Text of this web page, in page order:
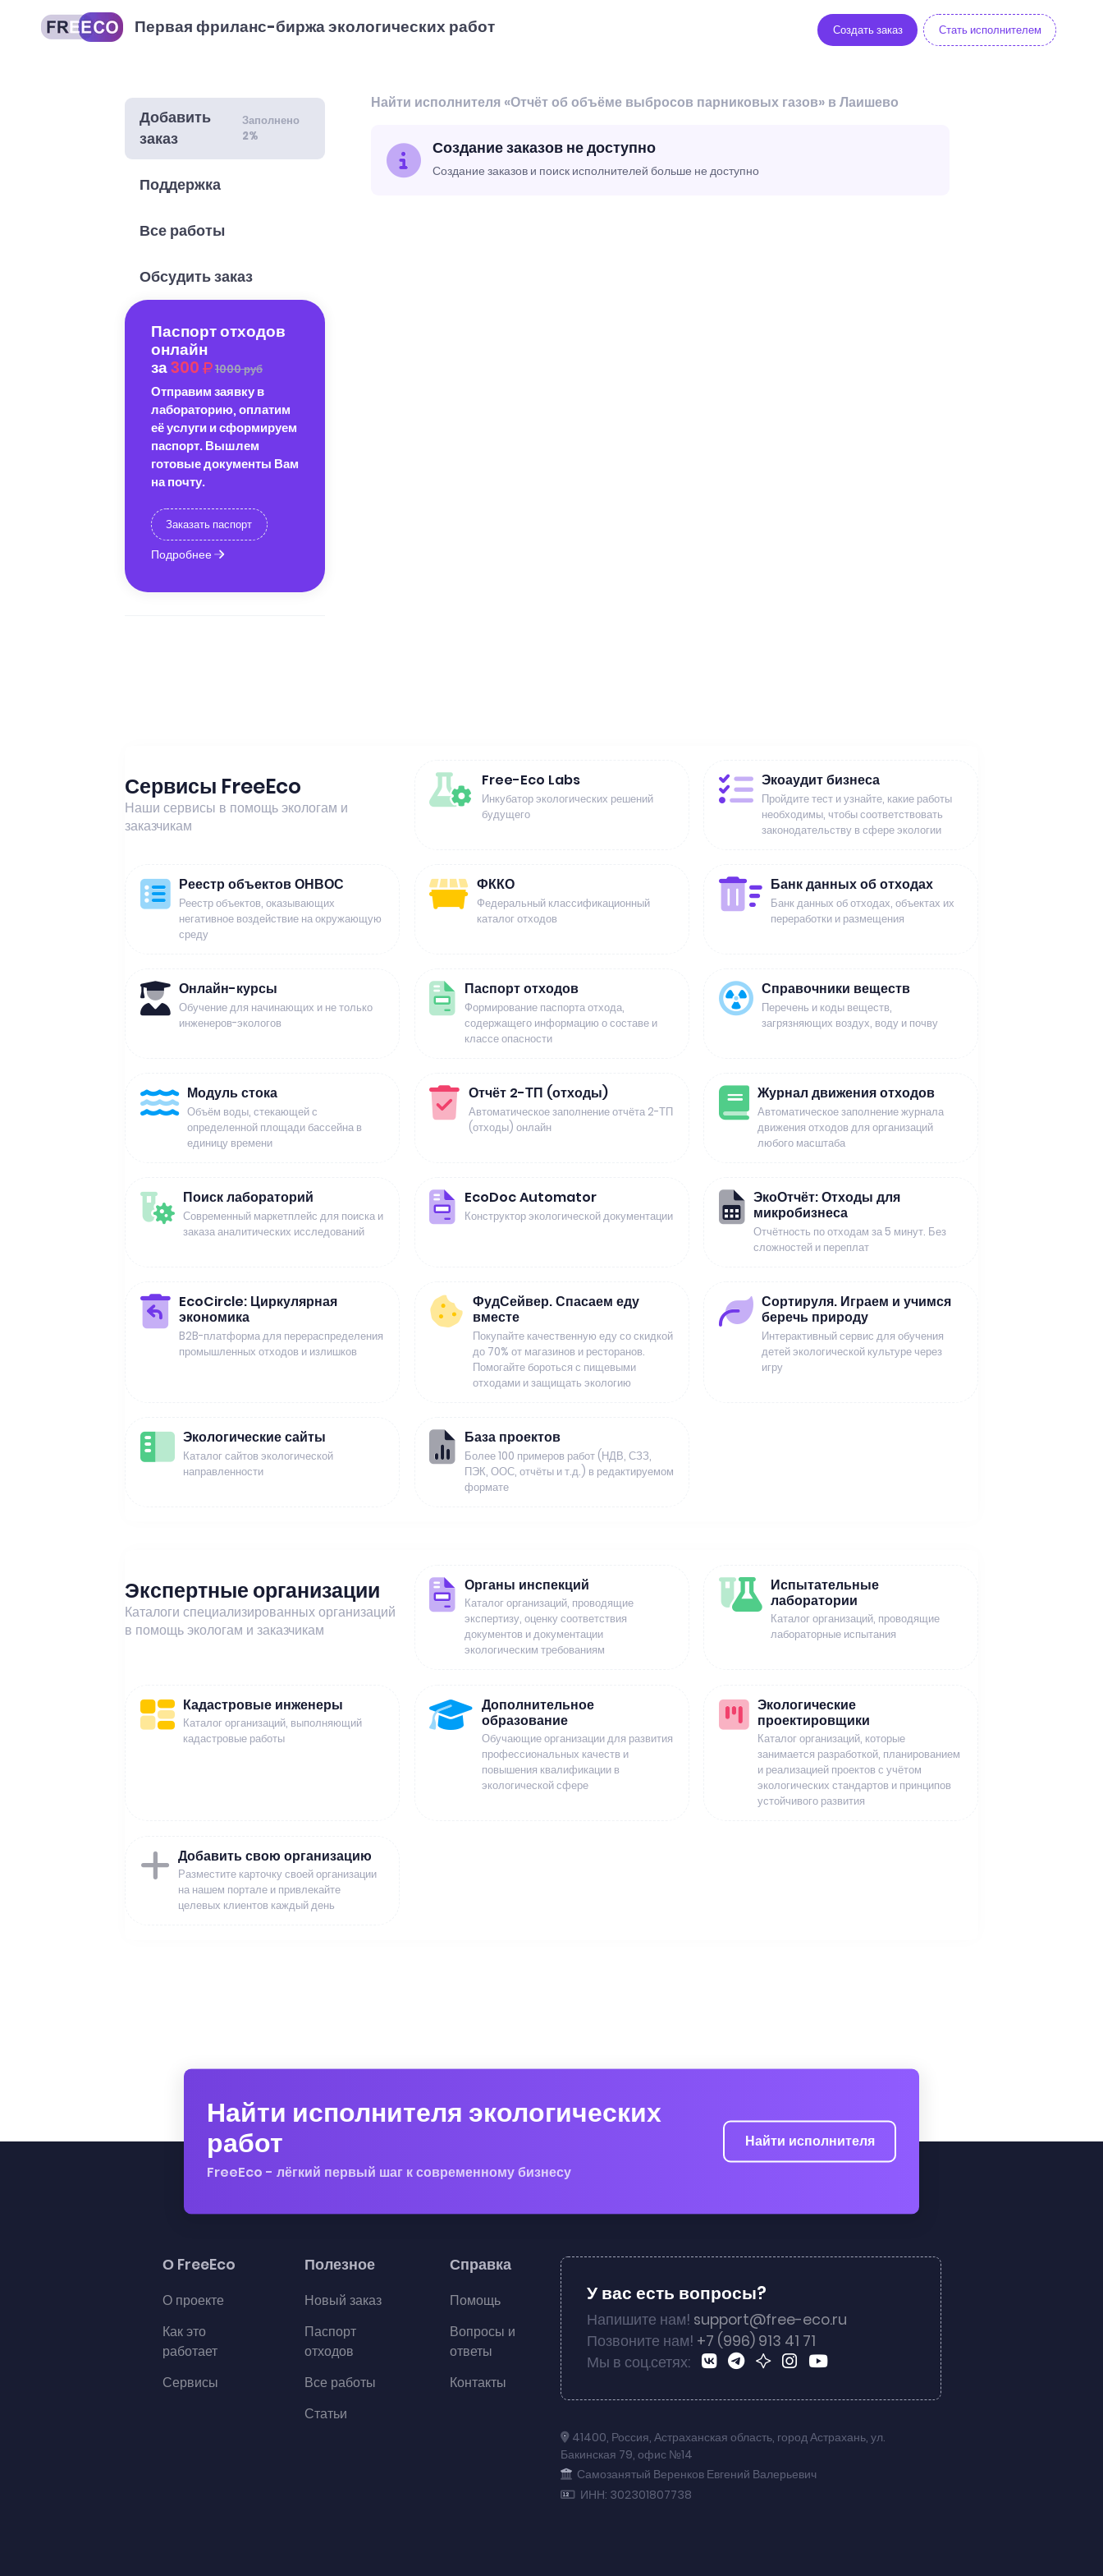
Первая фриланс-биржа экологических работ Создать заказ Стать исполнителем
Добавить
заказ
Заполнено
2%
Поддержка
Все работы
Обсудить заказ
Паспорт отходов
онлайн
за300 1000 руб
Отправим заявку в
лабораторию, оплатим
её услуги и сформируем
паспорт. Вышлем
готовые документы Вам
на почту.
Заказать паспорт
Подробнее
Найти исполнителя «Отчёт об объёме выбросов парниковых газов» в Лаишево
Создание заказов не доступно
Создание заказов и поиск исполнителей больше не доступно
Сервисы FreeEco
Наши сервисы в помощь экологам и
заказчикам
Free-Eco Labs
Инкубатор экологических решений
будущего
Экоаудит бизнеса
Пройдите тест и узнайте, какие работы
необходимы, чтобы соответствовать
законодательству в сфере экологии
Реестр объектов ОНВОС
Реестр объектов, оказывающих
негативное воздействие на окружающую
среду
ФККО
Федеральный классификационный
каталог отходов
Банк данных об отходах
Банк данных об отходах, объектах их
переработки и размещения
Онлайн-курсы
Обучение для начинающих и не только
инженеров-экологов
Паспорт отходов
Формирование паспорта отхода,
содержащего информацию о составе и
классе опасности
Справочники веществ
Перечень и коды веществ,
загрязняющих воздух, воду и почву
Модуль стока
Объём воды, стекающей с
определенной площади бассейна в
единицу времени
Отчёт 2-ТП (отходы)
Автоматическое заполнение отчёта 2-ТП
(отходы) онлайн
Журнал движения отходов
Автоматическое заполнение журнала
движения отходов для организаций
любого масштаба
Поиск лабораторий
Современный маркетплейс для поиска и
заказа аналитических исследований
EcoDoc Automator
Конструктор экологической документации
ЭкоОтчёт: Отходы для
микробизнеса
Отчётность по отходам за 5 минут. Без
сложностей и переплат
EcoCircle: Циркулярная
экономика
B2B-платформа для перераспределения
промышленных отходов и излишков
ФудСейвер. Спасаем еду
вместе
Покупайте качественную еду со скидкой
до 70% от магазинов и ресторанов.
Помогайте бороться с пищевыми
отходами и защищать экологию
Сортируля. Играем и учимся
беречь природу
Интерактивный сервис для обучения
детей экологической культуре через
игру
Экологические сайты
Каталог сайтов экологической
направленности
База проектов
Более 100 примеров работ (НДВ, СЗЗ,
ПЭК, ООС, отчёты и т.д.) в редактируемом
формате
Экспертные организации
Каталоги специализированных организаций
в помощь экологам и заказчикам
Органы инспекций
Каталог организаций, проводящие
экспертизу, оценку соответствия
документов и документации
экологическим требованиям
Испытательные
лаборатории
Каталог организаций, проводящие
лабораторные испытания
Кадастровые инженеры
Каталог организаций, выполняющий
кадастровые работы
Дополнительное
образование
Обучающие организации для развития
профессиональных качеств и
повышения квалификации в
экологической сфере
Экологические
проектировщики
Каталог организаций, которые
занимается разработкой, планированием
и реализацией проектов с учётом
экологических стандартов и принципов
устойчивого развития
Добавить свою организацию
Разместите карточку своей организации
на нашем портале и привлекайте
целевых клиентов каждый день
Найти исполнителя экологических
работ
FreeEco - лёгкий первый шаг к современному бизнесу
Найти исполнителя
О FreeEco
О проекте
Как это
работает
Сервисы
Полезное
Новый заказ
Паспорт
отходов
Все работы
Статьи
Справка
Помощь
Вопросы и
ответы
Контакты
У вас есть вопросы?
Напишите нам! support@free-eco.ru
Позвоните нам! +7 (996) 913 41 71
Мы в соц.сетях:
41400, Россия, Астраханская область, город Астрахань, ул.
Бакинская 79, офис №14
Самозанятый Веренков Евгений Валерьевич
ИНН: 302301807738